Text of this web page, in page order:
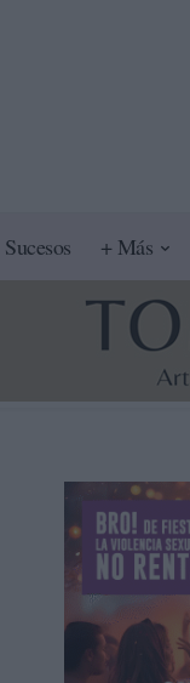
Sucesos + Más